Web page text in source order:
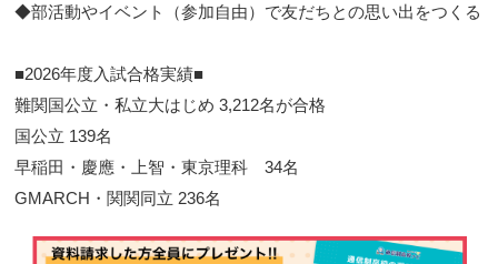
◆部活動やイベント（参加自由）で友だちとの思い出をつくる​
■2026年度入試合格実績■​​
難関国公立・私立大はじめ 3,212名が合格
​ 国公立 139名​
早稲田・慶應・上智・東京理科 34名
GMARCH・関関同立 236名​